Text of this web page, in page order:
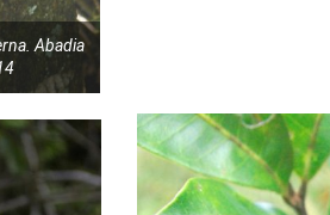
Abadia